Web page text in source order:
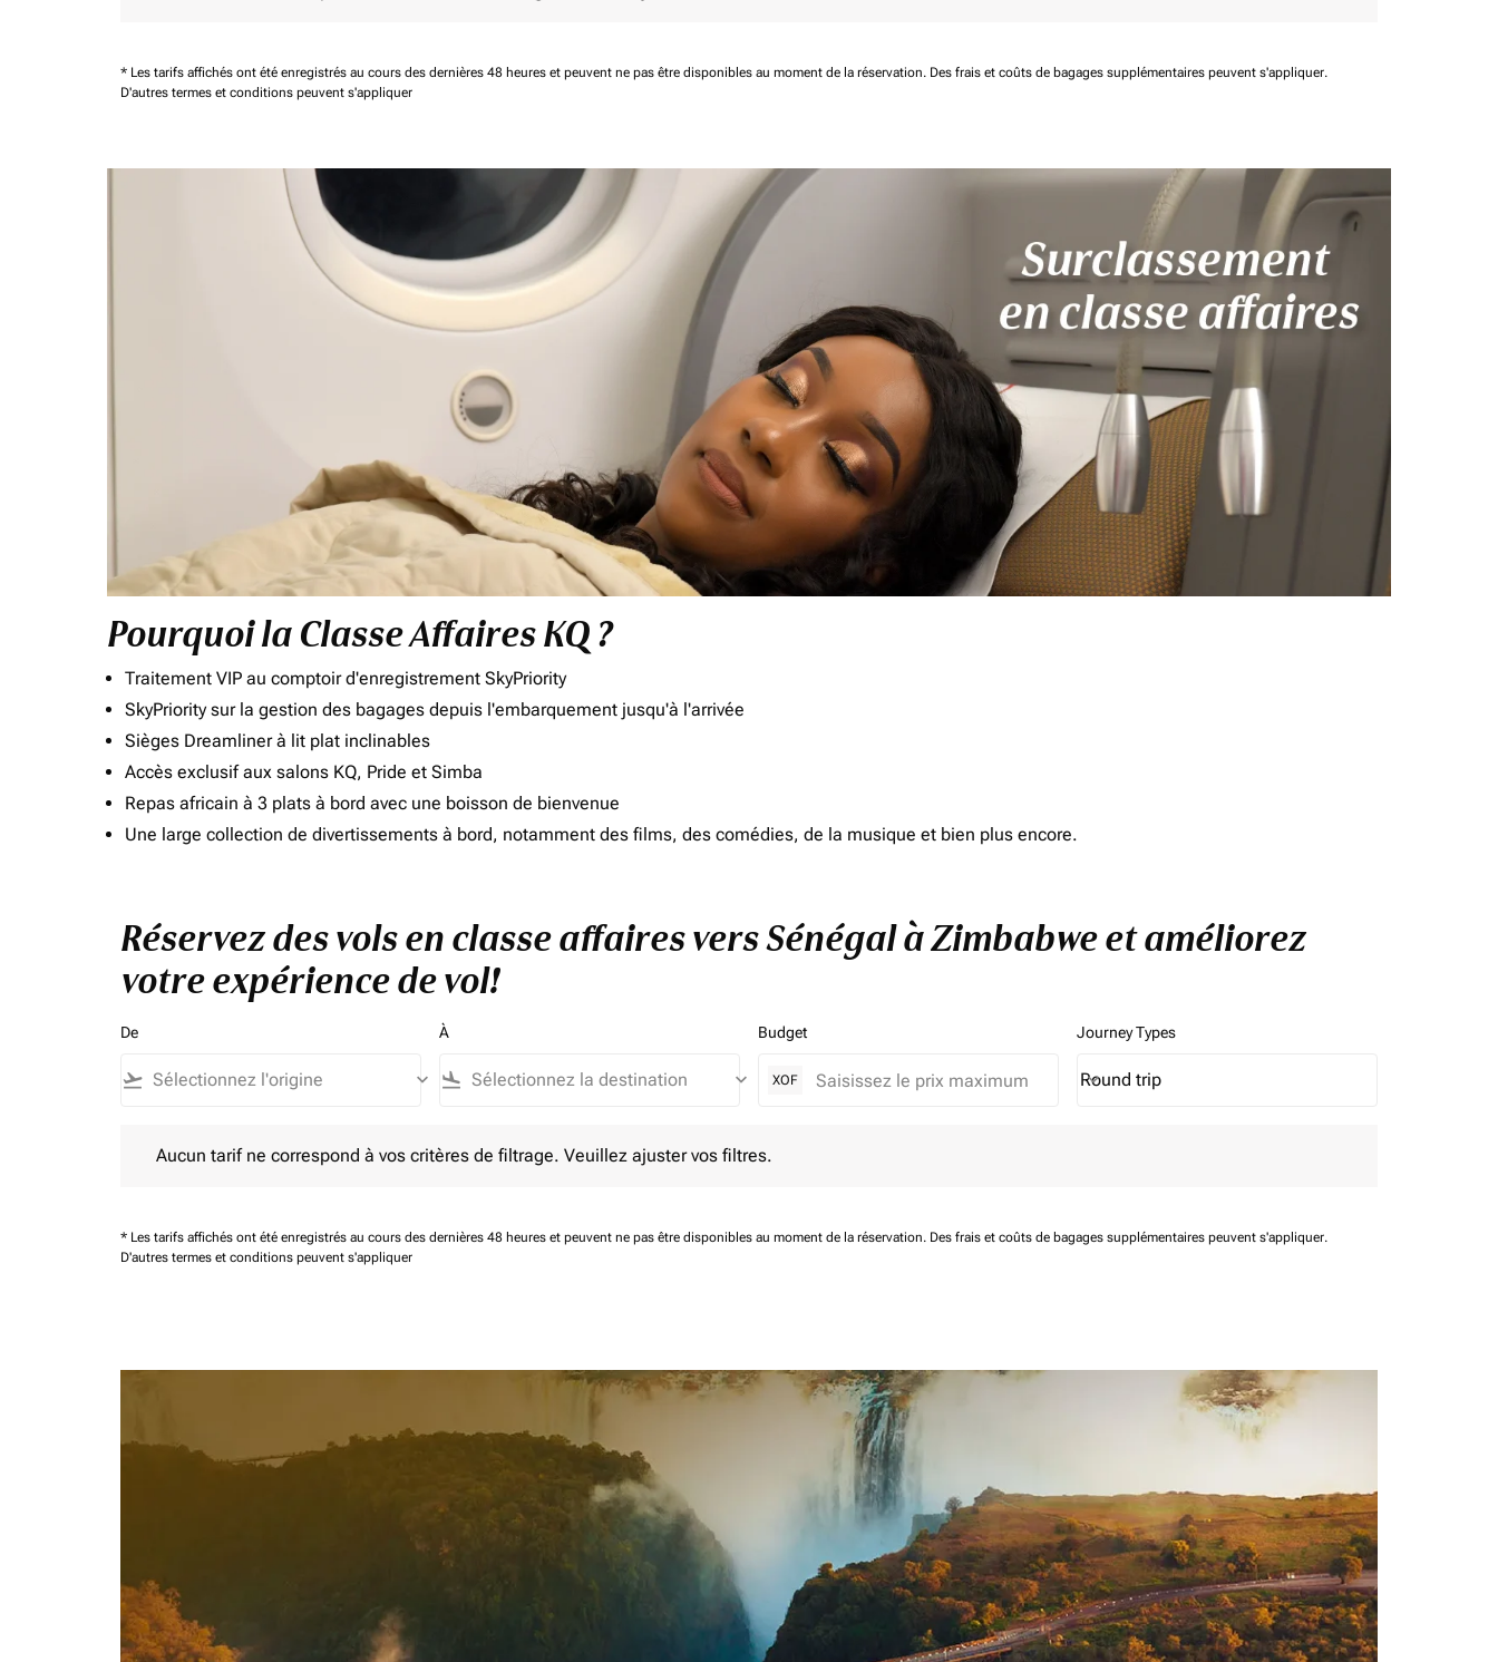
* Les tarifs affichés ont été enregistrés au cours des dernières 48 heures et peuvent ne pas être disponibles au moment de la réservation. Des frais et coûts de bagages supplémentaires peuvent s'appliquer.
D'autres termes et conditions peuvent s'appliquer
Pourquoi la Classe Affaires KQ ?
Traitement VIP au comptoir d'enregistrement SkyPriority
SkyPriority sur la gestion des bagages depuis l'embarquement jusqu'à l'arrivée
Sièges Dreamliner à lit plat inclinables
Accès exclusif aux salons KQ, Pride et Simba
Repas africain à 3 plats à bord avec une boisson de bienvenue
Une large collection de divertissements à bord, notamment des films, des comédies, de la musique et bien plus encore.
Réservez des vols en classe affaires vers Sénégal à Zimbabwe et améliorez
votre expérience de vol!
De
flight_takeoff keyboard_arrow_down
À
flight_land keyboard_arrow_down
Budget
XOF
Journey Types
Journey Types option Round trip Selected
Round trip
keyboard_arrow_down
Aucun tarif ne correspond à vos critères de filtrage. Veuillez ajuster vos filtres.
* Les tarifs affichés ont été enregistrés au cours des dernières 48 heures et peuvent ne pas être disponibles au moment de la réservation. Des frais et coûts de bagages supplémentaires peuvent s'appliquer.
D'autres termes et conditions peuvent s'appliquer